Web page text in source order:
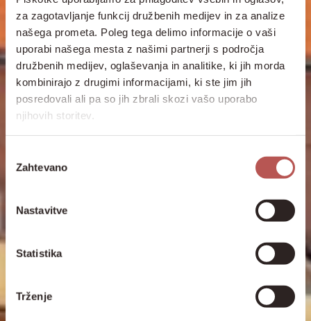
za zagotavljanje funkcij družbenih medijev in za analize
našega prometa. Poleg tega delimo informacije o vaši
uporabi našega mesta z našimi partnerji s področja
družbenih medijev, oglaševanja in analitike, ki jih morda
kombinirajo z drugimi informacijami, ki ste jim jih
posredovali ali pa so jih zbrali skozi vašo uporabo
njihovih storitev.
soglasja
Zahtevano
Nastavitve
Statistika
Trženje